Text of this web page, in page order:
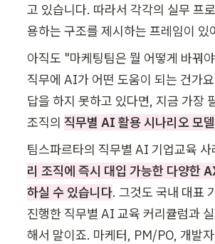
고 있습니다. 따라서 각각의 실무 프
용하는 구조를 제시하는 프레임이 있
아직도 "마케팅팀은 뭘 어떻게 바꿔
직무에 AI가 어떤 도움이 되는 건가
답을 하지 못하고 있다면, 지금 가장
조직의 직무별 AI 활용 시나리오 모델
팀스파르타의 직무별 AI 기업교육 사
리 조직에 즉시 대입 가능한 다양한
하실 수 있습니다. 그것도 국내 대표
진행한 직무별 AI 교육 커리큘럼과
해서 말이죠. 마케터, PM/PO, 개발